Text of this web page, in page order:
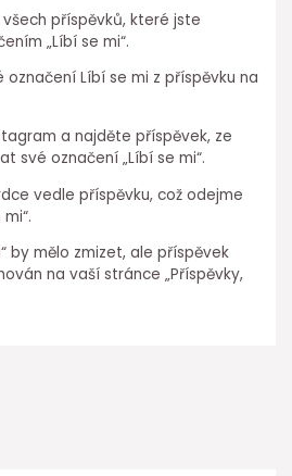
příspěvků, které jste
„Líbí se mi“.
Líbí se mi z příspěvku na
a najděte příspěvek, ze
své označení „Líbí se mi“.
vedle příspěvku, což odejme
by mělo zmizet, ale příspěvek
na vaší stránce „Příspěvky,